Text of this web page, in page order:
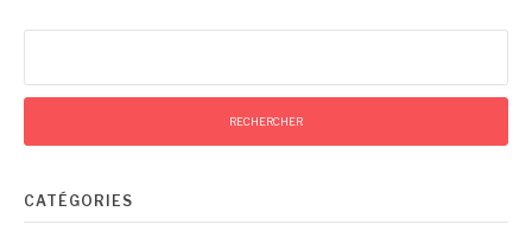
CATÉGORIES